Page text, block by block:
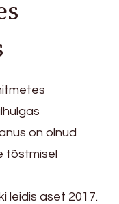
on olnud
tõstmisel
leidis aset 2017.